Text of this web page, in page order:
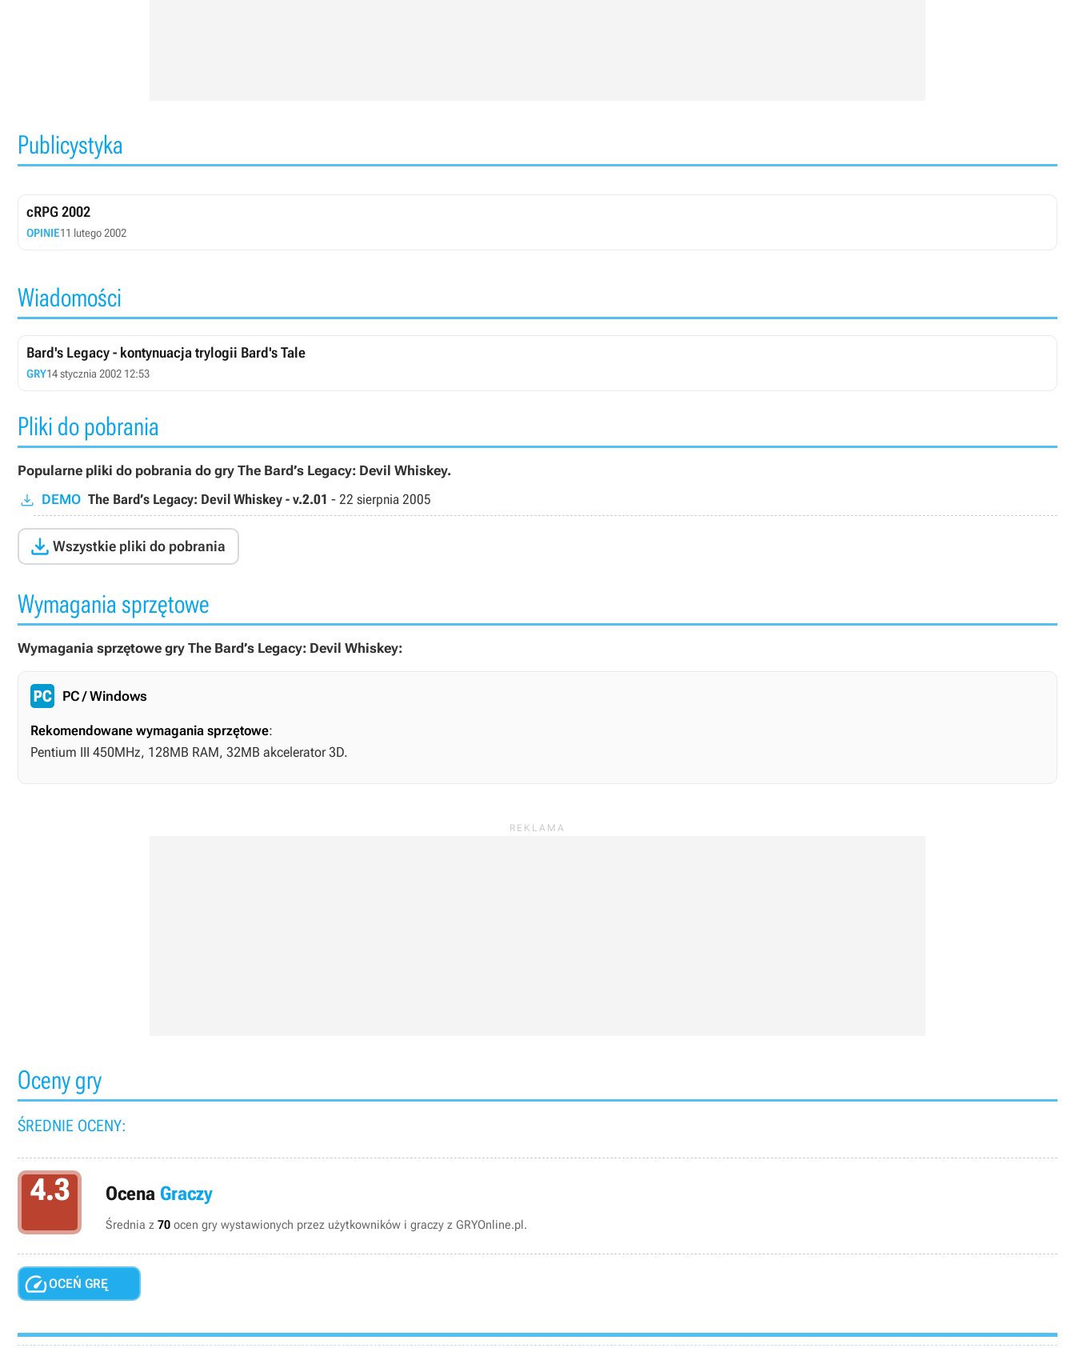
Publicystyka
cRPG 2002
OPINIE11 lutego 2002
Wiadomości
Bard's Legacy - kontynuacja trylogii Bard's Tale
GRY14 stycznia 2002 12:53
Pliki do pobrania
Popularne pliki do pobrania do gry The Bard’s Legacy: Devil Whiskey.
DEMO The Bard’s Legacy: Devil Whiskey - v.2.01 - 22 sierpnia 2005
 Wszystkie pliki do pobrania
Wymagania sprzętowe
Wymagania sprzętowe gry The Bard’s Legacy: Devil Whiskey:
PC / Windows
Rekomendowane wymagania sprzętowe:
Pentium III 450MHz, 128MB RAM, 32MB akcelerator 3D.
Oceny gry
ŚREDNIE OCENY:
4.3 Ocena Graczy
Średnia z 70 ocen gry wystawionych przez użytkowników i graczy z GRYOnline.pl.
OCEŃ GRĘ